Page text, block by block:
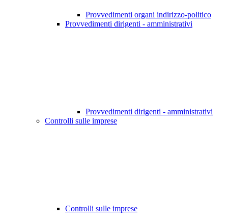
Provvedimenti organi indirizzo-politico
Provvedimenti dirigenti - amministrativi
Provvedimenti dirigenti - amministrativi
Controlli sulle imprese
Controlli sulle imprese